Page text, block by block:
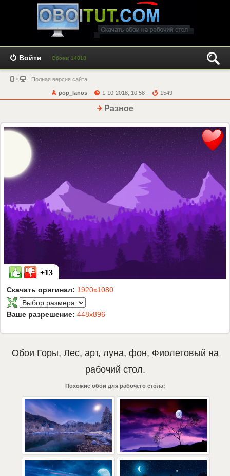
Войти Обоев: 14018
Полная версия сайта
pop_lanos 1-10-2018, 10:58 1549
Разное
+13
Скачать оригинал: 1920x1080
Ваше разрешение: 448x896
Обои Горы, Лес, арт, луна, фон, Фиолетовый на
рабочий стол.
Похожие обои для рабочего стола: